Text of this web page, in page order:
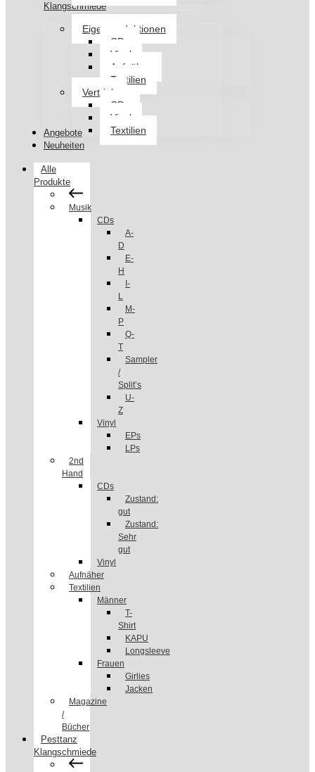
Klangschmiede
Eigenproduktionen
CDs
Vinyl
Aufnäher
Textilien
Vertrieb
CDs
Vinyl
Textilien
Angebote
Neuheiten
Alle
Produkte
Musik
CDs
A-
D
E-
H
I-
L
M-
P
Q-
T
Sampler
/
Split’s
U-
Z
Vinyl
EPs
LPs
2nd
Hand
CDs
Zustand:
gut
Zustand:
Sehr
gut
Vinyl
Aufnäher
Textilien
Männer
T-
Shirt
KAPU
Longsleeve
Frauen
Girlies
Jacken
Magazine
/
Bücher
Pesttanz
Klangschmiede